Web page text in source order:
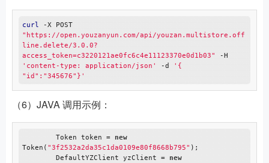
curl
-X POST
"https://open.youzanyun.com/api/youzan.multistore.off
line.delete/3.0.0?
access_token=c3220121ae0fc6c4e11123370e0d1b03"
'content-type: application/json'
-d
'{
"id":"345676"}'
（6）JAVA 调用示例：
        Token token =
new
Token( "3f2532a2da35c1da0109e80f8668b795" );
        DefaultYZClient yzClient =
new